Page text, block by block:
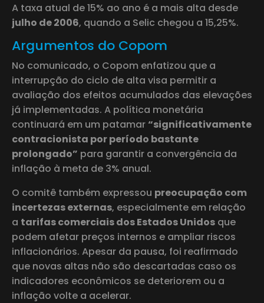
A taxa atual de 15% ao ano é a mais alta desde
julho de 2006, quando a Selic chegou a 15,25%.
Argumentos do Copom
No comunicado, o Copom enfatizou que a
interrupção do ciclo de alta visa permitir a
avaliação dos efeitos acumulados das elevações
já implementadas. A política monetária
continuará em um patamar “significativamente
contracionista por período bastante
prolongado” para garantir a convergência da
inflação à meta de 3% anual.
O comitê também expressou preocupação com
incertezas externas, especialmente em relação
a tarifas comerciais dos Estados Unidos que
podem afetar preços internos e ampliar riscos
inflacionários. Apesar da pausa, foi reafirmado
que novas altas não são descartadas caso os
indicadores econômicos se deteriorem ou a
inflação volte a acelerar.